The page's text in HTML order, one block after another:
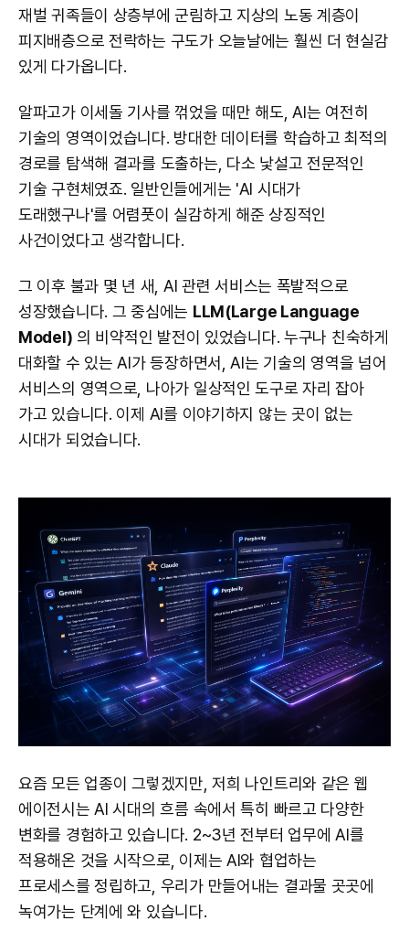
재벌 귀족들이 상층부에 군림하고 지상의 노동 계층이
피지배층으로 전락하는 구도가 오늘날에는 훨씬 더 현실감
있게 다가옵니다.
알파고가 이세돌 기사를 꺾었을 때만 해도, AI는 여전히
기술의 영역이었습니다. 방대한 데이터를 학습하고 최적의
경로를 탐색해 결과를 도출하는, 다소 낯설고 전문적인
기술 구현체였죠. 일반인들에게는 'AI 시대가
도래했구나'를 어렴풋이 실감하게 해준 상징적인
사건이었다고 생각합니다.
그 이후 불과 몇 년 새, AI 관련 서비스는 폭발적으로
성장했습니다. 그 중심에는 LLM(Large Language
Model) 의 비약적인 발전이 있었습니다. 누구나 친숙하게
대화할 수 있는 AI가 등장하면서, AI는 기술의 영역을 넘어
서비스의 영역으로, 나아가 일상적인 도구로 자리 잡아
가고 있습니다. 이제 AI를 이야기하지 않는 곳이 없는
시대가 되었습니다.
요즘 모든 업종이 그렇겠지만, 저희 나인트리와 같은 웹
에이전시는 AI 시대의 흐름 속에서 특히 빠르고 다양한
변화를 경험하고 있습니다. 2~3년 전부터 업무에 AI를
적용해온 것을 시작으로, 이제는 AI와 협업하는
프로세스를 정립하고, 우리가 만들어내는 결과물 곳곳에
녹여가는 단계에 와 있습니다.